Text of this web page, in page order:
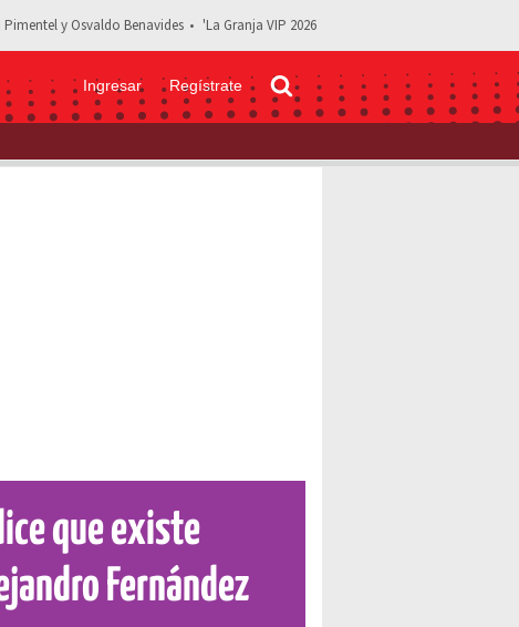
Pimentel y Osvaldo Benavides 'La Granja VIP 2026
Ingresar Regístrate
dice que existe competencia entre él y Alejandro Fernández
que existe
Fernández